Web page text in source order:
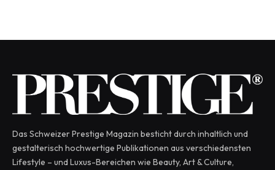
Das Schweizer Prestige Magazin besticht durch inhaltlich und
gestalterisch hochwertige Publikationen aus verschiedensten
Lifestyle – und Luxus-Bereichen wie Beauty, Art & Culture,